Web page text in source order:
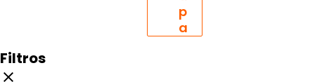
p
a
Filtros